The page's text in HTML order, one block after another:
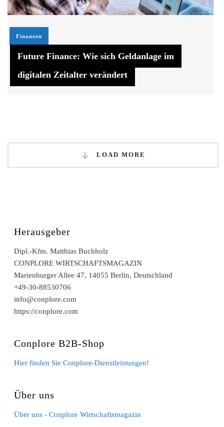
Finanzen
Future Finance: Wie sich Geldanlage im
digitalen Zeitalter verändert
LOAD MORE
Herausgeber
Dipl.-Kfm. Matthias Buchholz
CONPLORE WIRTSCHAFTSMAGAZIN
Marienburger Allee 47, 14055 Berlin, Deutschland
+49-30-88530706
info@conplore.com
https://conplore.com
Conplore B2B-Shop
Hier finden Sie Conplore-Dienstleistungen!
Über uns
Über uns - Conplore Wirtschaftsmagazin